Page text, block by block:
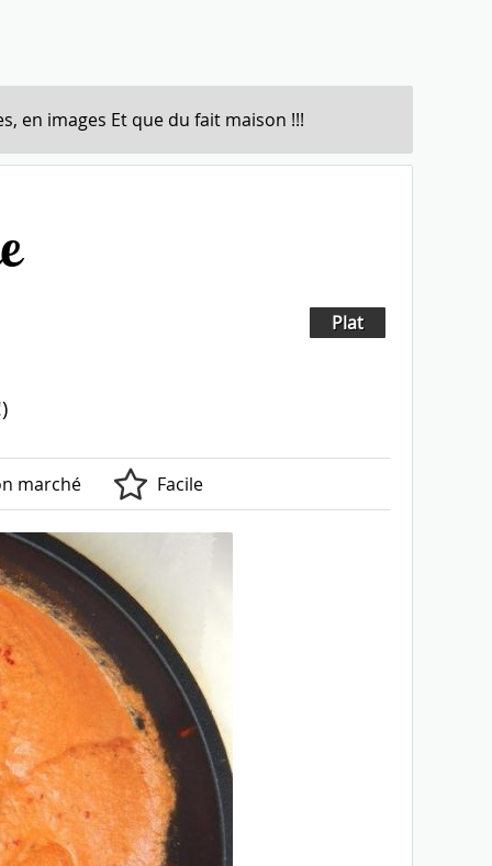
en images Et que du fait maison !!!
Plat
marché Facile